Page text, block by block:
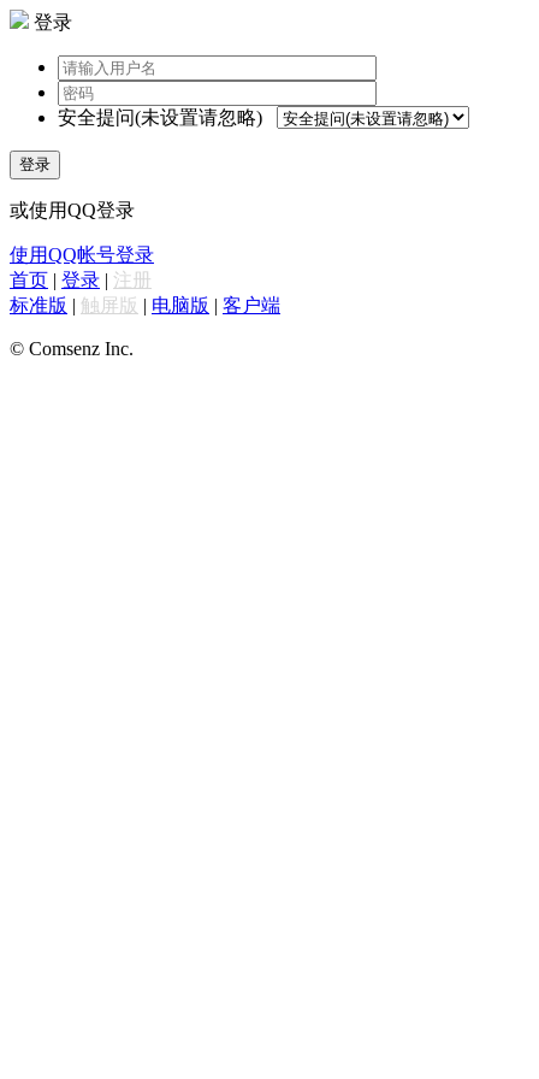
登录
安全提问(未设置请忽略)
登录
或使用QQ登录
使用QQ帐号登录
首页 | 登录 | 注册
标准版 | 触屏版 | 电脑版 | 客户端
© Comsenz Inc.